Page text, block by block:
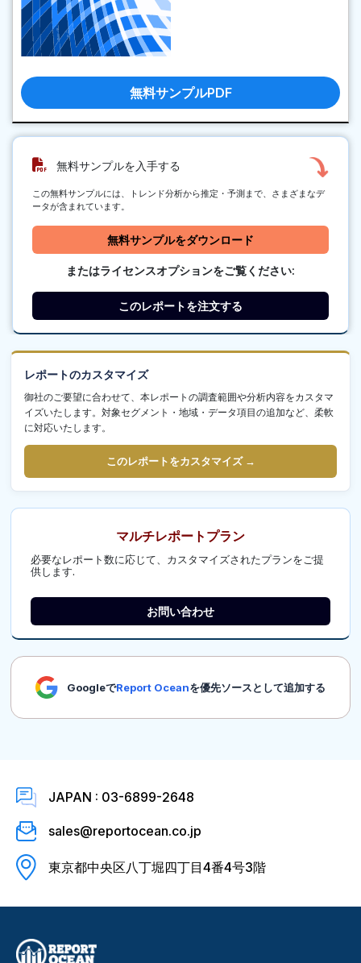
無料サンプルPDF
無料サンプルを入手する
この無料サンプルには、トレンド分析から推定・予測まで、さまざまなデ
ータが含まれています。
無料サンプルをダウンロード
またはライセンスオプションをご覧ください:
このレポートを注文する
レポートのカスタマイズ
御社のご要望に合わせて、本レポートの調査範囲や分析内容をカスタマ
イズいたします。対象セグメント・地域・データ項目の追加など、柔軟
に対応いたします。
このレポートをカスタマイズ →
マルチレポートプラン
必要なレポート数に応じて、カスタマイズされたプランをご提
供します.
お問い合わせ
GoogleでReport Oceanを優先ソースとして追加する
JAPAN : 03-6899-2648
sales@reportocean.co.jp
東京都中央区八丁堀四丁目4番4号3階